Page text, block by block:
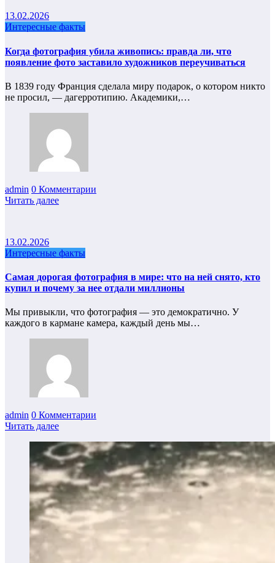
13.02.2026
Интересные факты
Когда фотография убила живопись: правда ли, что
появление фото заставило художников переучиваться
В 1839 году Франция сделала миру подарок, о котором никто
не просил, — дагерротипию. Академики,…
admin 0 Комментарии
Читать далее
13.02.2026
Интересные факты
Самая дорогая фотография в мире: что на ней снято, кто
купил и почему за нее отдали миллионы
Мы привыкли, что фотография — это демократично. У
каждого в кармане камера, каждый день мы…
admin 0 Комментарии
Читать далее